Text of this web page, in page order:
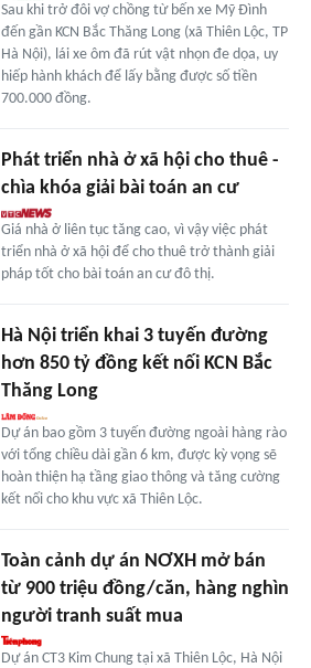
Sau khi trở đôi vợ chồng từ bến xe Mỹ Đình
đến gần KCN Bắc Thăng Long (xã Thiên Lộc, TP
Hà Nội), lái xe ôm đã rút vật nhọn đe dọa, uy
hiếp hành khách để lấy bằng được số tiền
700.000 đồng.
Phát triển nhà ở xã hội cho thuê -
chìa khóa giải bài toán an cư
Giá nhà ở liên tục tăng cao, vì vậy việc phát
triển nhà ở xã hội để cho thuê trở thành giải
pháp tốt cho bài toán an cư đô thị.
Hà Nội triển khai 3 tuyến đường
hơn 850 tỷ đồng kết nối KCN Bắc
Thăng Long
Dự án bao gồm 3 tuyến đường ngoài hàng rào
với tổng chiều dài gần 6 km, được kỳ vọng sẽ
hoàn thiện hạ tầng giao thông và tăng cường
kết nối cho khu vực xã Thiên Lộc.
Toàn cảnh dự án NƠXH mở bán
từ 900 triệu đồng/căn, hàng nghìn
người tranh suất mua
Dự án CT3 Kim Chung tại xã Thiên Lộc, Hà Nội